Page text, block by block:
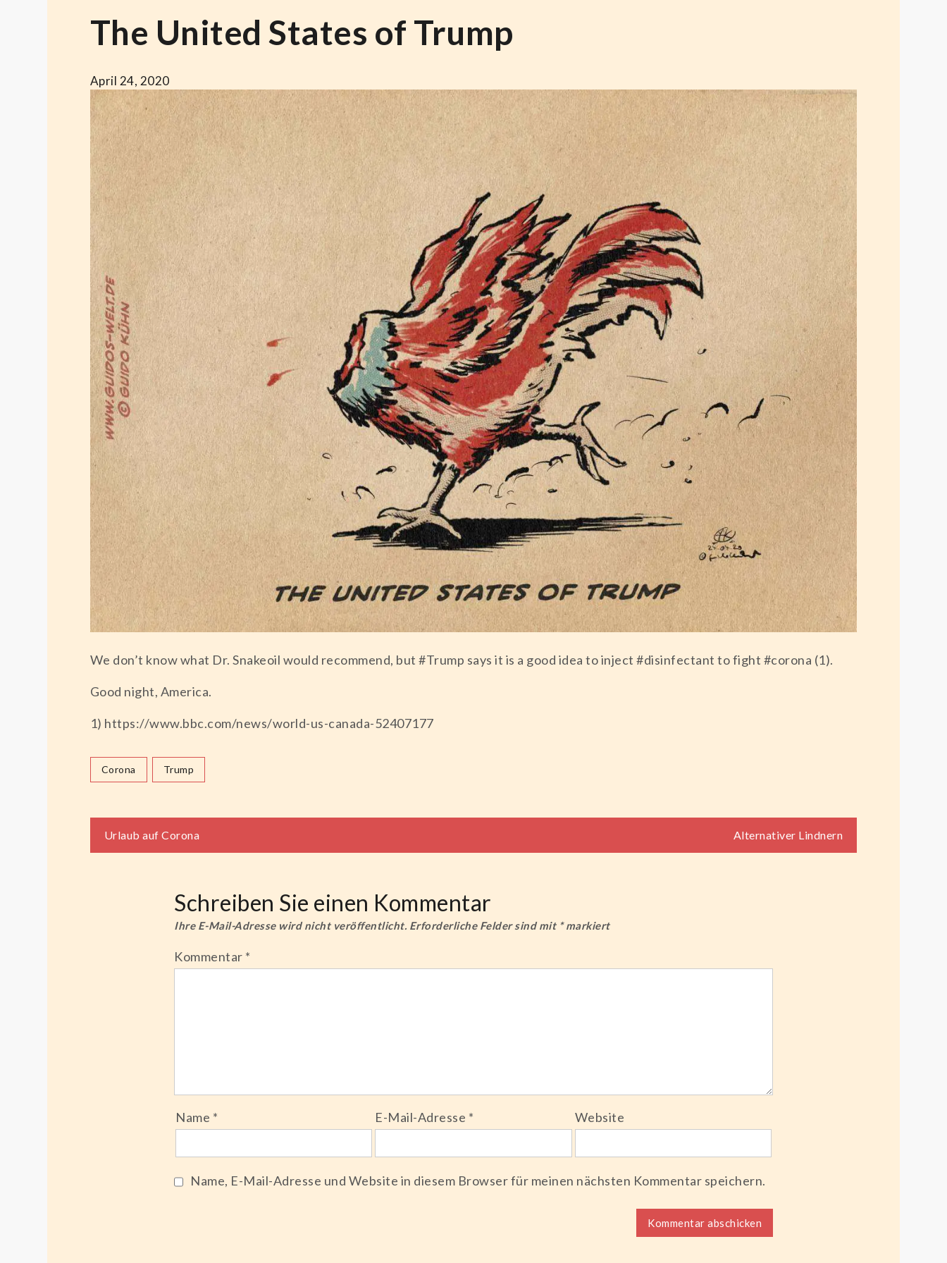
The United States of Trump
April 24, 2020
We don’t know what Dr. Snakeoil would recommend, but #Trump says it is a good idea to inject #disinfectant to fight #corona (1).
Good night, America.
1) https://www.bbc.com/news/world-us-canada-52407177
Corona Trump
Beitragsnavigation
Urlaub auf Corona Alternativer Lindnern
Schreiben Sie einen Kommentar
Ihre E-Mail-Adresse wird nicht veröffentlicht. Erforderliche Felder sind mit *markiert
Kommentar *
Name * E-Mail-Adresse * Website
Name, E-Mail-Adresse und Website in diesem Browser für meinen nächsten Kommentar speichern.